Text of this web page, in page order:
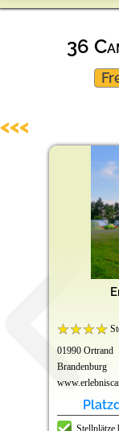
Fluss
Barrierefreie
36
01990 Ortrand
Brandenburg
Stellplätze
<<<